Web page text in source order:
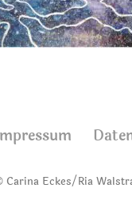
Carina Eckes/Ria